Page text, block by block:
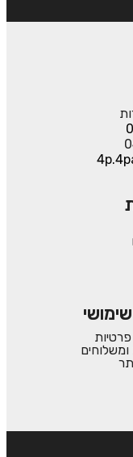
פרטיות